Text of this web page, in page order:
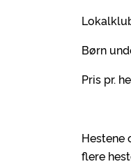
Børn
Pris
Hestene
flere